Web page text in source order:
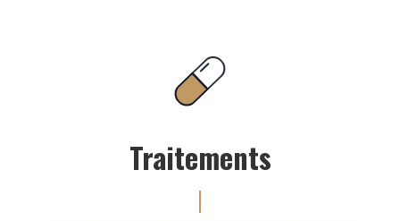
Traitements